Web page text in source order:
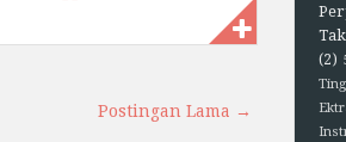
Postingan Lama →
(2)